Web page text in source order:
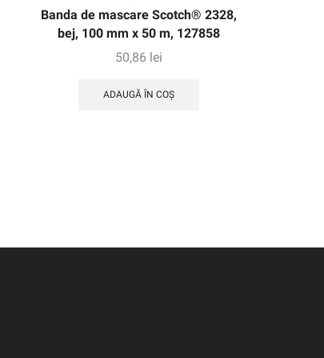
Banda de mascare Scotch® 2328,
bej, 100 mm x 50 m, 127858
50,86 lei
ADAUGĂ ÎN COȘ